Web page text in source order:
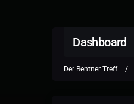
Dashboard
Der Rentner Treff